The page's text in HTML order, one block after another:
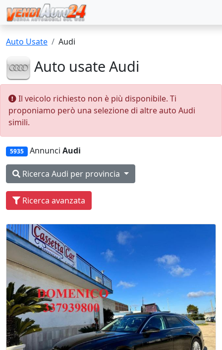
Auto Usate Audi
Auto usate Audi
Il veicolo richiesto non è più disponibile. Ti
proponiamo però una selezione di altre auto Audi
simili.
5935 Annunci Audi
Ricerca Audi per provincia
Ricerca avanzata